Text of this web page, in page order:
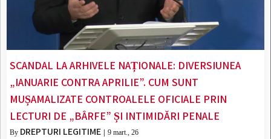
SCANDAL LA ARHIVELE NAȚIONALE: DIVERSIUNEA
„IANUARIE CONTRA APRILIE”. CUM SUNT
MUȘAMALIZATE CONTROALELE OFICIALE PRIN
LECTURI DE „BÂRFE” ȘI INTIMIDĂRI PENALE
By DREPTURI LEGITIME 9 mart., 26